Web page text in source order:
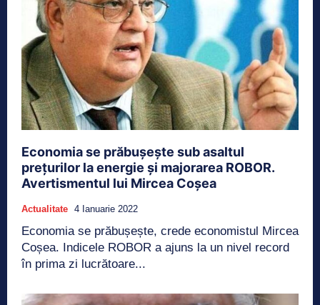
Economia se prăbușește sub asaltul
prețurilor la energie și majorarea ROBOR.
Avertismentul lui Mircea Coșea
Actualitate 4 Ianuarie 2022
Economia se prăbușește, crede economistul Mircea
Coșea. Indicele ROBOR a ajuns la un nivel record
în prima zi lucrătoare...